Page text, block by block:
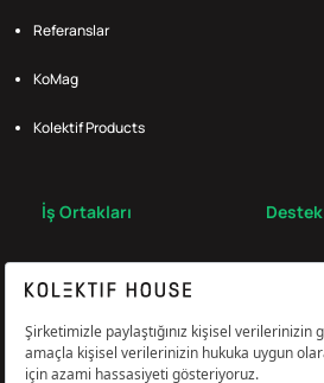
Referanslar
KoMag
Kolektif Products
İş Ortakları Destek